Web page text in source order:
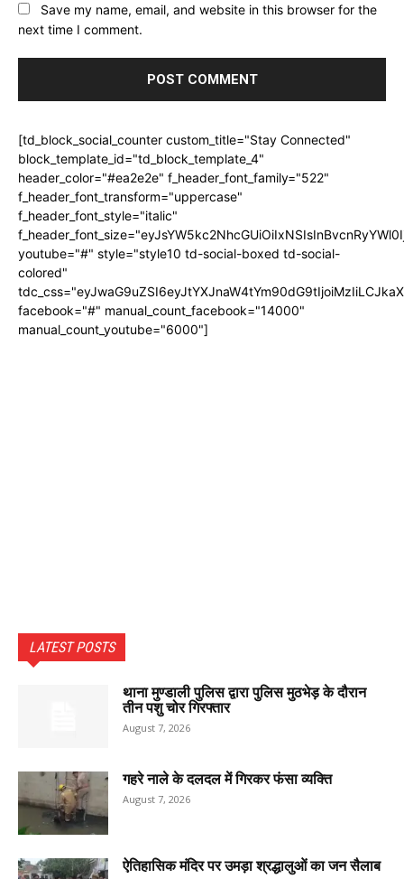
Save my name, email, and website in this browser for the
next time I comment.
[td_block_social_counter custom_title="Stay Connected"
block_template_id="td_block_template_4"
header_color="#ea2e2e" f_header_font_family="522"
f_header_font_transform="uppercase"
f_header_font_style="italic"
youtube="#" style="style10 td-social-boxed td-social-
colored"
facebook="#" manual_count_facebook="14000"
manual_count_youtube="6000"]
LATEST POSTS
थाना मुण्डाली पुलिस द्वारा पुलिस मुठभेड़ के दौरान
तीन पशु चोर गिरफ्तार
August 7, 2026
गहरे नाले के दलदल में गिरकर फंसा व्यक्ति
August 7, 2026
ऐतिहासिक मंदिर पर उमड़ा श्रद्धालुओं का जन सैलाब